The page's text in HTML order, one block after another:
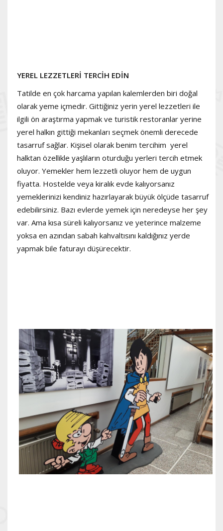
YEREL LEZZETLERİ TERCİH EDİN
Tatilde en çok harcama yapılan kalemlerden biri doğal
olarak yeme içmedir. Gittiğiniz yerin yerel lezzetleri ile
ilgili ön araştırma yapmak ve turistik restoranlar yerine
yerel halkın gittiği mekanları seçmek önemli derecede
tasarruf sağlar. Kişisel olarak benim tercihim yerel
halktan özellikle yaşlıların oturduğu yerleri tercih etmek
oluyor. Yemekler hem lezzetli oluyor hem de uygun
fiyatta. Hostelde veya kiralık evde kalıyorsanız
yemeklerinizi kendiniz hazırlayarak büyük ölçüde tasarruf
edebilirsiniz. Bazı evlerde yemek için neredeyse her şey
var. Ama kısa süreli kalıyorsanız ve yeterince malzeme
yoksa en azından sabah kahvaltısını kaldığınız yerde
yapmak bile faturayı düşürecektir.